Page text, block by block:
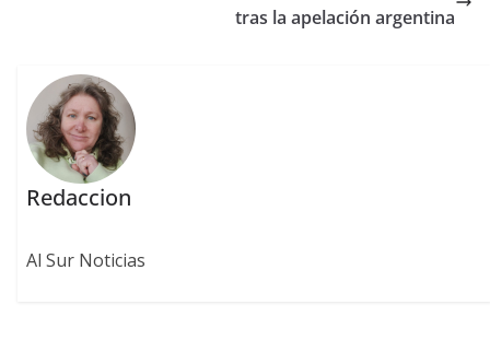
tras la apelación argentina
Redaccion
Al Sur Noticias